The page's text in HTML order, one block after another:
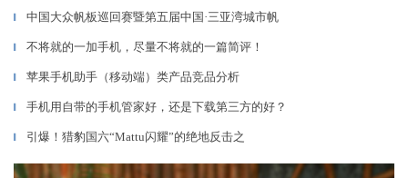
▎ 中国大众帆板巡回赛暨第五届中国·三亚湾城市帆
▎ 不将就的一加手机，尽量不将就的一篇简评！
▎ 苹果手机助手（移动端）类产品竞品分析
▎ 手机用自带的手机管家好，还是下载第三方的好？
▎ 引爆！猎豹国六“Mattu闪耀”的绝地反击之